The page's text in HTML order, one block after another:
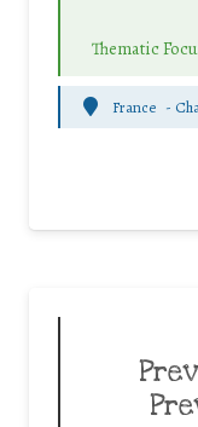
Thematic
France -